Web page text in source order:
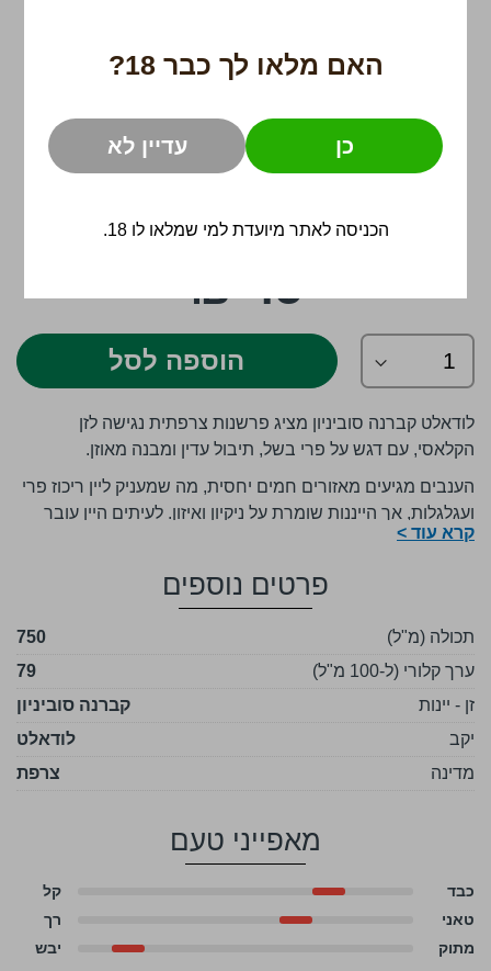
האם מלאו לך כבר 18?
כן עדיין לא
הכניסה לאתר מיועדת למי שמלאו לו 18.
של
תמונות
45 ₪
הוספה לסל
לודאלט קברנה סוביניון מציג פרשנות צרפתית נגישה לזן
הקלאסי, עם דגש על פרי בשל, תיבול עדין ומבנה מאוזן.
הענבים מגיעים מאזורים חמים יחסית, מה שמעניק ליין ריכוז פרי
ועגלגלות, אך הייננות שומרת על ניקיון ואיזון. לעיתים היין עובר
יישון קצר בעץ אלון להוספת עומק ותיבול.
בכוס מתקבלים ניחוחות של קסיס, שזיף ודובדבן שחור, לצד
רכים יחסית, חומציות מתונה וסיומת חלקה.
זהו קברנה שמתאים בדיוק למה שרוב האנשים מחפשים- ברור,
נהדר לצד בשרים על האש, פסטות עשירות או גבינות קשות.
קרא עוד >
פרטים נוספים
תכולה (מ"ל)
750
ערך קלורי (ל-100 מ"ל)
79
זן - יינות
קברנה סוביניון
יקב
לודאלט
מדינה
צרפת
מאפייני טעם
כבד
קל
טאני
רך
מתוק
יבש